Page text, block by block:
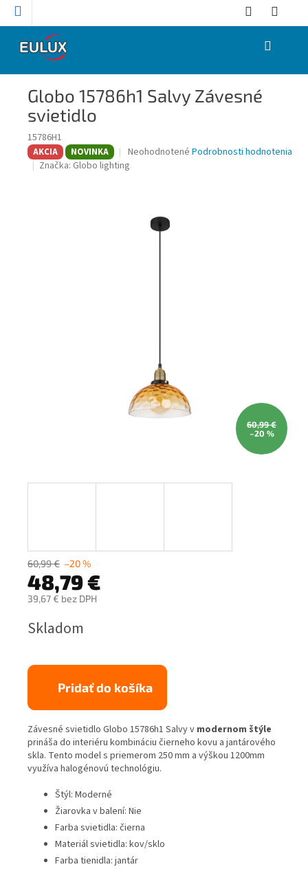
Prejsť
NÁKUPNÝ
Globo 15786h1 Salvy Závesné
svietidlo
15786H1
AKCIA NOVINKA
Priemerné
hodnotenie
Neohodnotené Podrobnosti hodnotenia
Značka: Globo lighting
60,99 €
–20 %
60,99 € –20 %
48,79 €
39,67 € bez DPH
cena:
Skladom
Pridať do košíka
Závesné svietidlo Globo 15786h1 Salvy v modernom štýle
prináša do interiéru kombináciu čierneho kovu a jantárového
skla. Tento model s priemerom 250 mm a výškou 1200mm
využíva halogénovú technológiu.
Štýl: Moderné
Žiarovka v balení: Nie
Farba svietidla: čierna
Materiál svietidla: kov/sklo
Farba tienidla: jantár